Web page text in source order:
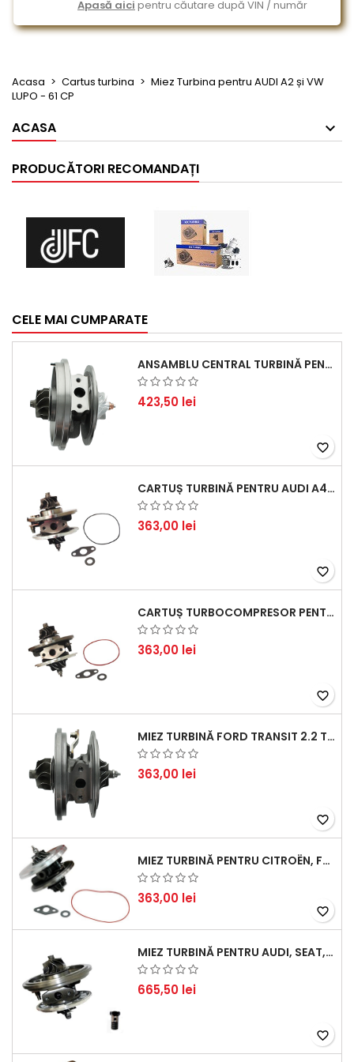
Apasă aici pentru căutare după VIN / număr
Acasa Cartus turbina
Miez Turbina pentru AUDI A2 și VW
LUPO - 61 CP
ACASA
PRODUCĂTORI RECOMANDAȚI
CELE MAI CUMPARATE
ANSAMBLU CENTRAL TURBINĂ PENTRU BMW SERIA 3, SERIA 5 ȘI X3 - PERFORMANȚĂ ȘI FIABILITATE
423,50 lei
favorite_border
CARTUȘ TURBINĂ PENTRU AUDI A4, A6, SKODA SUPERB ȘI VW PASSAT, MOTOR DIESEL 1.9 TDI
363,00 lei
favorite_border
CARTUȘ TURBOCOMPRESOR PENTRU VW, AUDI, SEAT, SKODA - MOTOR DIESEL 2.0 TDI
363,00 lei
favorite_border
MIEZ TURBINĂ FORD TRANSIT 2.2 TDCI (2007-2016)
363,00 lei
favorite_border
MIEZ TURBINĂ PENTRU CITROËN, FORD, MAZDA, MINI, PEUGEOT ȘI VOLVO - MOTORIZĂRI 1.6 HDI ȘI 1.6 D
363,00 lei
favorite_border
MIEZ TURBINĂ PENTRU AUDI, SEAT, SKODA ȘI VOLKSWAGEN - MOTORIZĂRI 2.0 TDI 103KW 140CP
665,50 lei
favorite_border